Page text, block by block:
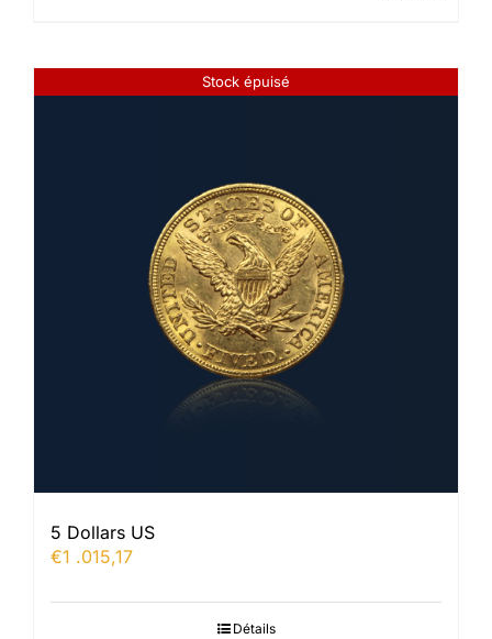
Stock épuisé
5 Dollars US
€1 .015,17
Détails